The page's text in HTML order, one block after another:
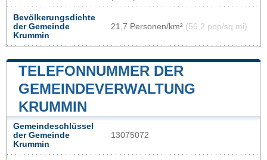
Bevölkerungsdichte
der Gemeinde
Krummin
21,7 Personen/km² (56,2 pop/sq mi)
TELEFONNUMMER DER
GEMEINDEVERWALTUNG
KRUMMIN
Gemeindeschlüssel
der Gemeinde
Krummin
13075072